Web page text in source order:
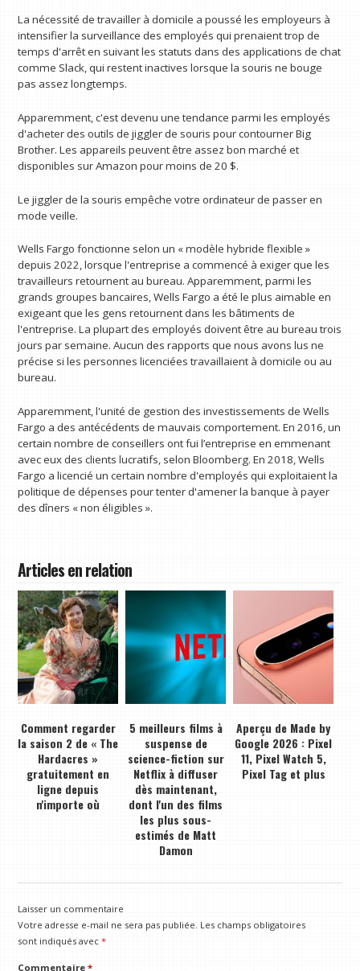
La nécessité de travailler à domicile a poussé les employeurs à
intensifier la surveillance des employés qui prenaient trop de
temps d'arrêt en suivant les statuts dans des applications de chat
comme Slack, qui restent inactives lorsque la souris ne bouge
pas assez longtemps.
Apparemment, c'est devenu une tendance parmi les employés
d'acheter des outils de jiggler de souris pour contourner Big
Brother. Les appareils peuvent être assez bon marché et
disponibles sur Amazon pour moins de 20 $.
Le jiggler de la souris empêche votre ordinateur de passer en
mode veille.
Wells Fargo fonctionne selon un « modèle hybride flexible »
depuis 2022, lorsque l'entreprise a commencé à exiger que les
travailleurs retournent au bureau. Apparemment, parmi les
grands groupes bancaires, Wells Fargo a été le plus aimable en
exigeant que les gens retournent dans les bâtiments de
l'entreprise. La plupart des employés doivent être au bureau trois
jours par semaine. Aucun des rapports que nous avons lus ne
précise si les personnes licenciées travaillaient à domicile ou au
bureau.
Apparemment, l'unité de gestion des investissements de Wells
Fargo a des antécédents de mauvais comportement. En 2016, un
certain nombre de conseillers ont fui l’entreprise en emmenant
avec eux des clients lucratifs, selon Bloomberg. En 2018, Wells
Fargo a licencié un certain nombre d'employés qui exploitaient la
politique de dépenses pour tenter d'amener la banque à payer
des dîners « non éligibles ».
Articles en relation
Comment regarder
la saison 2 de « The
Hardacres »
gratuitement en
ligne depuis
n'importe où
5 meilleurs films à
suspense de
science-fiction sur
Netflix à diffuser
dès maintenant,
dont l'un des films
les plus sous-
estimés de Matt
Damon
Aperçu de Made by
Google 2026 : Pixel
11, Pixel Watch 5,
Pixel Tag et plus
Laisser un commentaire
Votre adresse e-mail ne sera pas publiée. Les champs obligatoires
sont indiqués avec*
Commentaire*